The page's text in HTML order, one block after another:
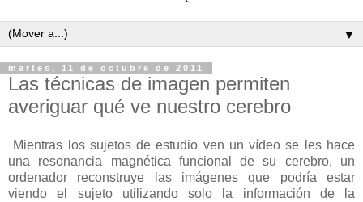
▼
martes, 11 de octubre de 2011
Las técnicas de imagen permiten
averiguar qué ve nuestro cerebro
Mientras los sujetos de estudio ven un vídeo se les hace
una resonancia magnética funcional de su cerebro, un
ordenador reconstruye las imágenes que podría estar
viendo el sujeto utilizando solo la información de la